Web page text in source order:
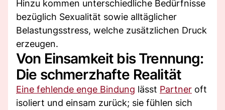
Hinzu kommen unterschiedliche Bedürfnisse
bezüglich Sexualität sowie alltäglicher
Belastungsstress, welche zusätzlichen Druck
erzeugen.
Von Einsamkeit bis Trennung:
Die schmerzhafte Realität
Eine fehlende enge Bindung lässt Partner oft
isoliert und einsam zurück; sie fühlen sich